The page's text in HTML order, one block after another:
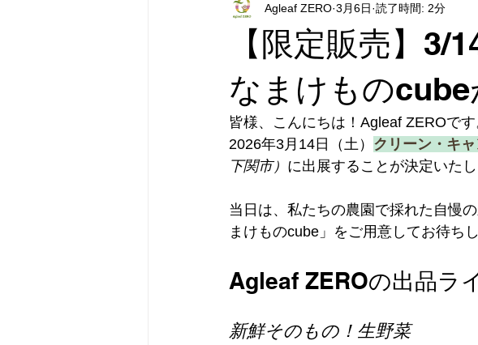
【限定販売】3/
なまけものcube
Agleaf ZERO 3月6日 読了時間: 2分
皆様、こんにちは！Agleaf ZEROです
2026年3月14日（土） クリーン・キ
下関市） に出展することが決定いたし
当日は、私たちの農園で採れた自慢
まけものcube」をご用意してお待ち
Agleaf ZEROの出品ラ
新鮮そのもの！生野菜